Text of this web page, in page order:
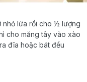
nhỏ lửa rồi cho ½ lượng
cho măng tây vào xào
đĩa hoặc bát đều